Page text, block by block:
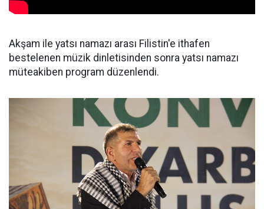
Akşam ile yatsı namazı arası Filistin'e ithafen
bestelenen müzik dinletisinden sonra yatsı namazı
müteakiben program düzenlendi.